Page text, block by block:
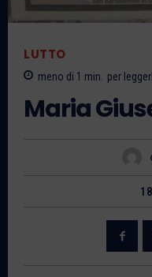
LUTTO
meno di 1 min. per
Maria